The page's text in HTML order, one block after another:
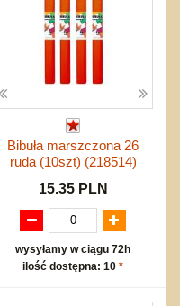
Bibuła marszczona 26
ruda (10szt) (218514)
15.35 PLN
wysyłamy w ciągu 72h
ilość dostępna: 10 *